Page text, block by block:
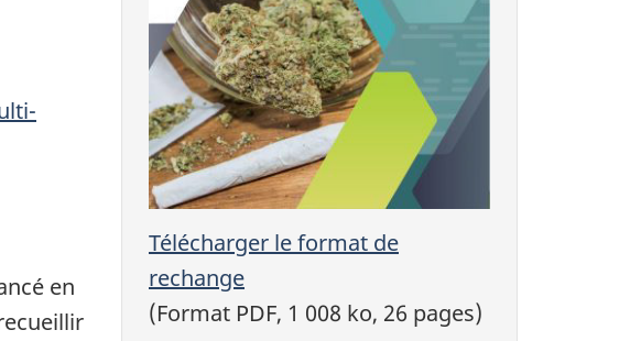
Télécharger le format de
rechange
(Format PDF, 1 008 ko, 26 pages)
en